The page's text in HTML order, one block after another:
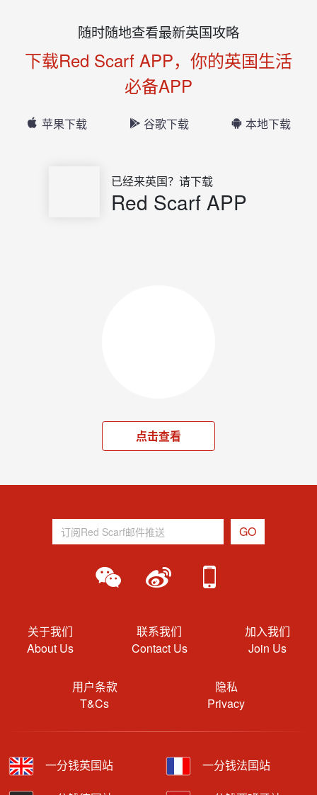
随时随地查看最新英国攻略
下载Red Scarf APP，你的英国生活
必备APP
苹果下载 谷歌下载 本地下载
已经来英国？请下载
Red Scarf APP
点击查看
关于我们
About Us
联系我们
Contact Us
加入我们
Join Us
用户条款
T&Cs
隐私
Privacy
一分钱英国站 一分钱法国站